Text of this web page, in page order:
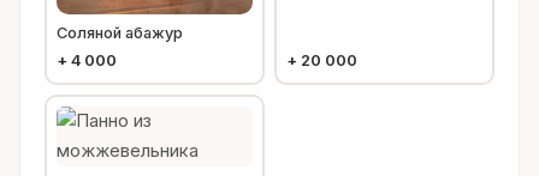
Соляной абажур
+ 4 000 + 20 000